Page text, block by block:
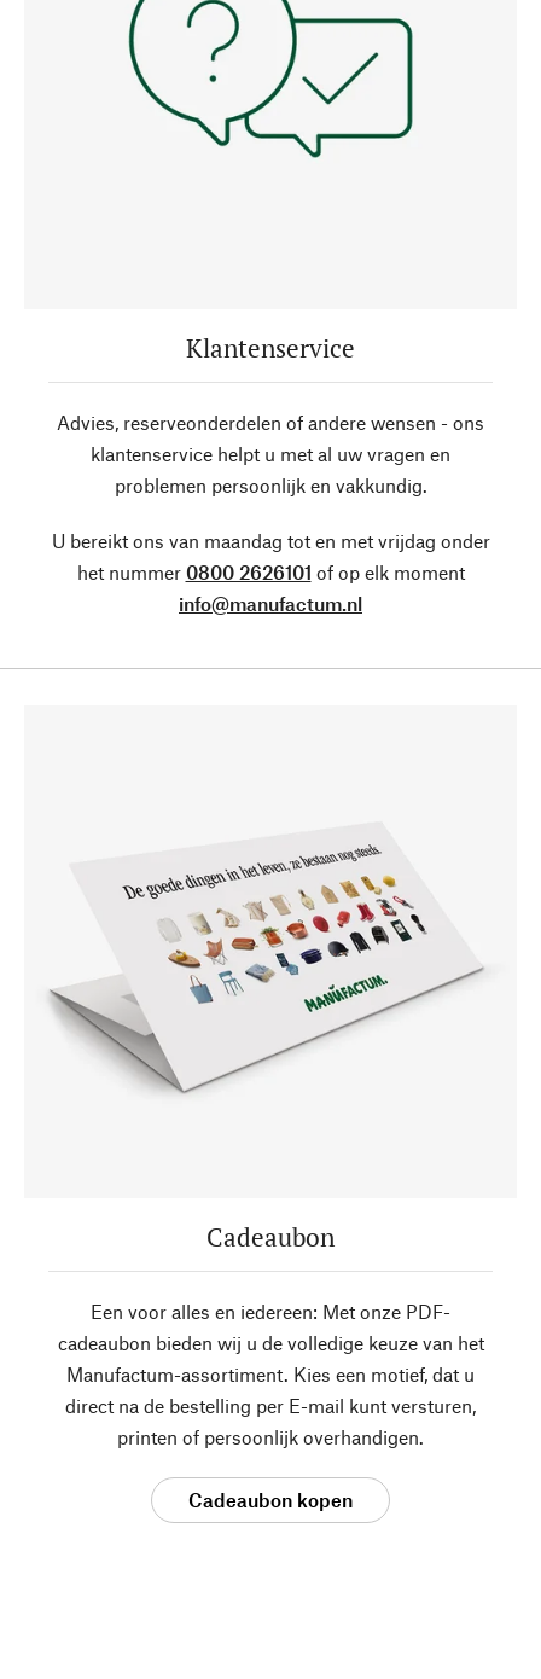
Klantenservice
Advies, reserveonderdelen of andere wensen - ons
klantenservice helpt u met al uw vragen en
problemen persoonlijk en vakkundig.
U bereikt ons van maandag tot en met vrijdag onder
het nummer 0800 2626101 of op elk moment
info@manufactum.nl
Cadeaubon
Een voor alles en iedereen: Met onze PDF-
cadeaubon bieden wij u de volledige keuze van het
Manufactum-assortiment. Kies een motief, dat u
direct na de bestelling per E-mail kunt versturen,
printen of persoonlijk overhandigen.
Cadeaubon kopen